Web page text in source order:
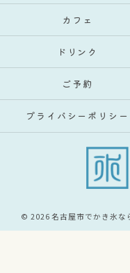
カフェ
ドリンク
ご予約
プライバシーポリシー
© 2026 名古屋市でかき氷な